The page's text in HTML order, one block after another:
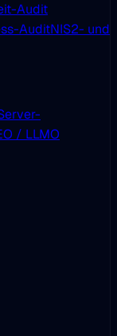
Audit
AuditNIS2- und
/ LLMO